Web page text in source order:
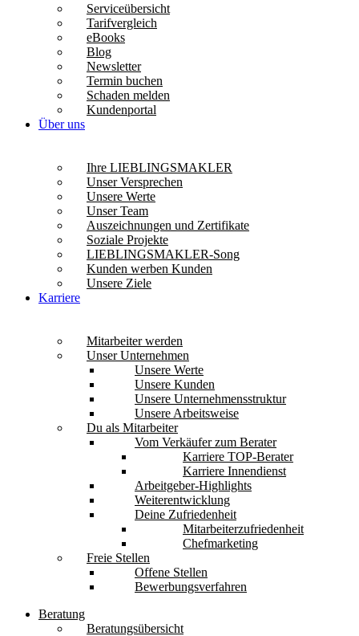
Serviceübersicht
Tarifvergleich
eBooks
Blog
Newsletter
Termin buchen
Schaden melden
Kundenportal
Über uns
Ihre LIEBLINGSMAKLER
Unser Versprechen
Unsere Werte
Unser Team
Auszeichnungen und Zertifikate
Soziale Projekte
LIEBLINGSMAKLER-Song
Kunden werben Kunden
Unsere Ziele
Karriere
Mitarbeiter werden
Unser Unternehmen
Unsere Werte
Unsere Kunden
Unsere Unternehmensstruktur
Unsere Arbeitsweise
Du als Mitarbeiter
Vom Verkäufer zum Berater
Karriere TOP-Berater
Karriere Innendienst
Arbeitgeber-Highlights
Weiterentwicklung
Deine Zufriedenheit
Mitarbeiterzufriedenheit
Chefmarketing
Freie Stellen
Offene Stellen
Bewerbungsverfahren
Beratung
Beratungsübersicht